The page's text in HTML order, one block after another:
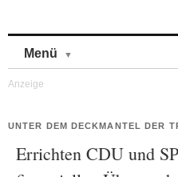
Menü
UNTER DEM DECKMANTEL DER
Errichten CDU und